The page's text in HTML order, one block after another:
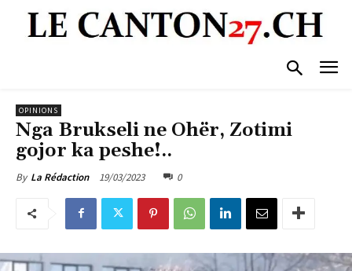
OPINIONS
Nga Brukseli ne Ohër, Zotimi
gojor ka peshe!..
By La Rédaction 19/03/2023 0